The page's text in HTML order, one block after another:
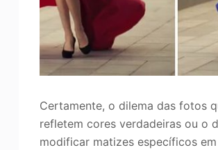
Certamente, o dilema das fotos
refletem cores verdadeiras ou o
modificar matizes específicos em